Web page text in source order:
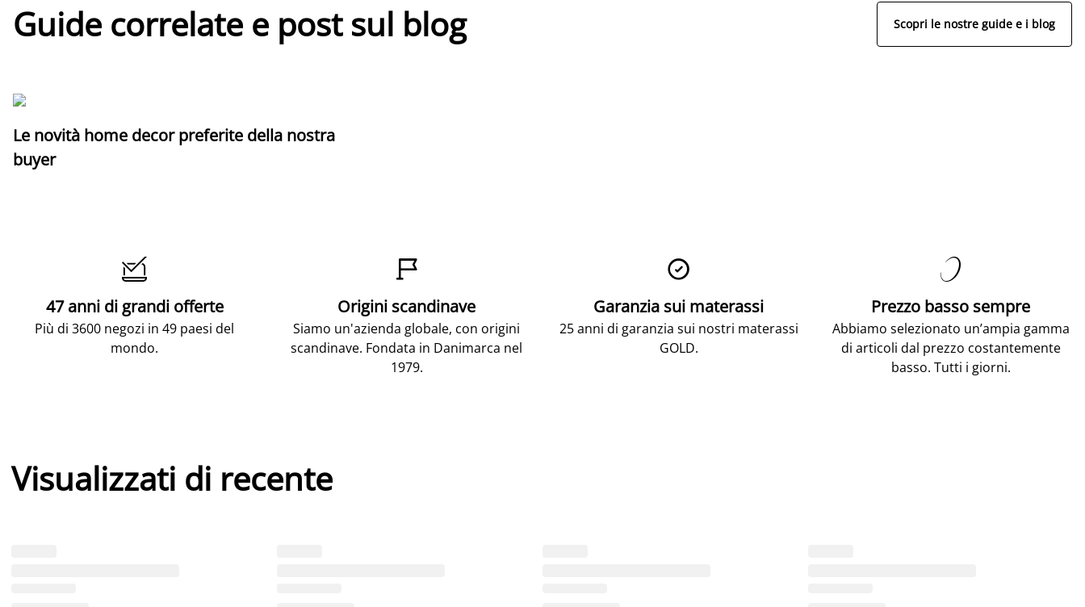
Guide correlate e post sul blog Scopri le nostre guide e i blog
Le novità home decor preferite della nostra
buyer

47 anni di grandi offerte
Più di 3600 negozi in 49 paesi del
mondo.

Origini scandinave
Siamo un'azienda globale, con origini
scandinave. Fondata in Danimarca nel
1979.

Garanzia sui materassi
25 anni di garanzia sui nostri materassi
GOLD.

Prezzo basso sempre
Abbiamo selezionato un’ampia gamma
di articoli dal prezzo costantemente
basso. Tutti i giorni.
Visualizzati di recente